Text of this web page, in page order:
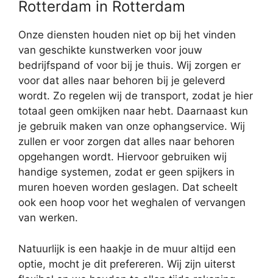
Rotterdam in Rotterdam
Onze diensten houden niet op bij het vinden
van geschikte kunstwerken voor jouw
bedrijfspand of voor bij je thuis. Wij zorgen er
voor dat alles naar behoren bij je geleverd
wordt. Zo regelen wij de transport, zodat je hier
totaal geen omkijken naar hebt. Daarnaast kun
je gebruik maken van onze ophangservice. Wij
zullen er voor zorgen dat alles naar behoren
opgehangen wordt. Hiervoor gebruiken wij
handige systemen, zodat er geen spijkers in
muren hoeven worden geslagen. Dat scheelt
ook een hoop voor het weghalen of vervangen
van werken.
Natuurlijk is een haakje in de muur altijd een
optie, mocht je dit prefereren. Wij zijn uiterst